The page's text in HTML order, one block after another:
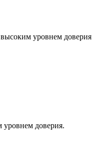
уровнем доверия
доверия.